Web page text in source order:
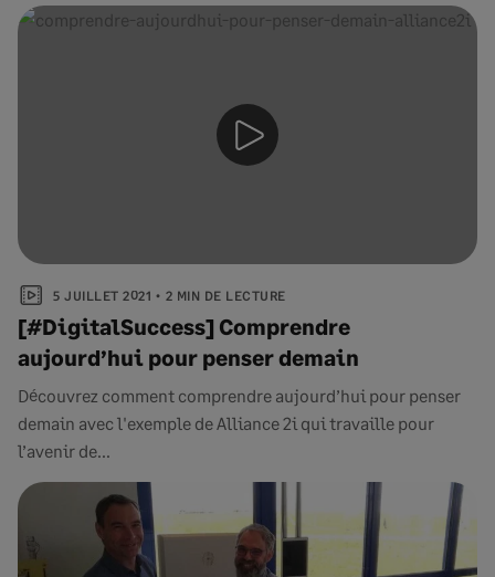
5 JUILLET 2021 2 MIN DE LECTURE
[#DigitalSuccess] Comprendre
aujourd’hui pour penser demain
Découvrez comment comprendre aujourd’hui pour penser
demain avec l'exemple de Alliance 2i qui travaille pour
l’avenir de...